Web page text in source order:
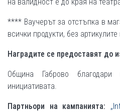
**** Ваучерът за отстъпка в
всички продукти, без
Наградите се предоставят до
Община Габрово
инициативата.
Партньори на кампанията: